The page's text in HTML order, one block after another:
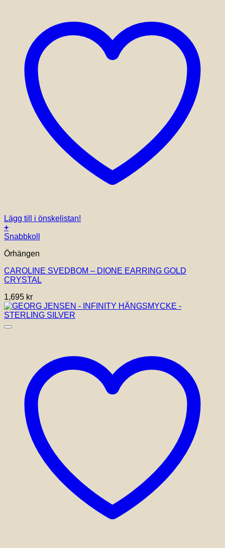
Lägg till i önskelistan!
+
Snabbkoll
Örhängen
CAROLINE SVEDBOM – DIONE EARRING GOLD
CRYSTAL
1,695 kr